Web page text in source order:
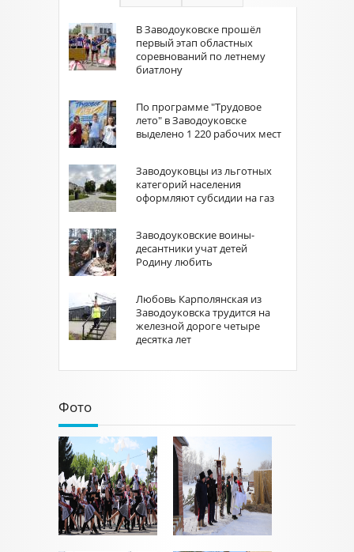
В Заводоуковске прошёл
первый этап областных
соревнований по летнему
биатлону
По программе "Трудовое
лето" в Заводоуковске
выделено 1 220 рабочих мест
Заводоуковцы из льготных
категорий населения
оформляют субсидии на газ
Заводоуковские воины-
десантники учат детей
Родину любить
Любовь Карполянская из
Заводоуковска трудится на
железной дороге четыре
десятка лет
Фото